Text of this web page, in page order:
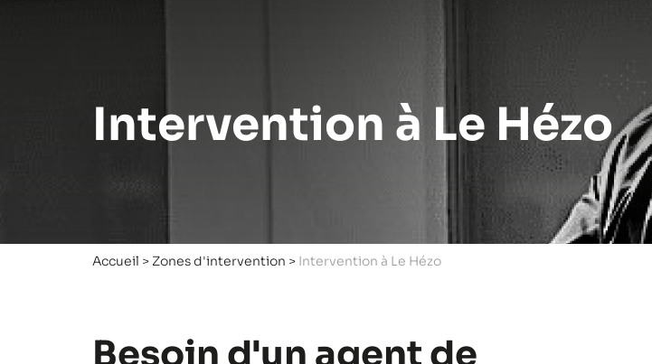
Intervention à Le Hézo
Accueil > Zones d'intervention > Intervention à Le Hézo
Besoin d'un agent de